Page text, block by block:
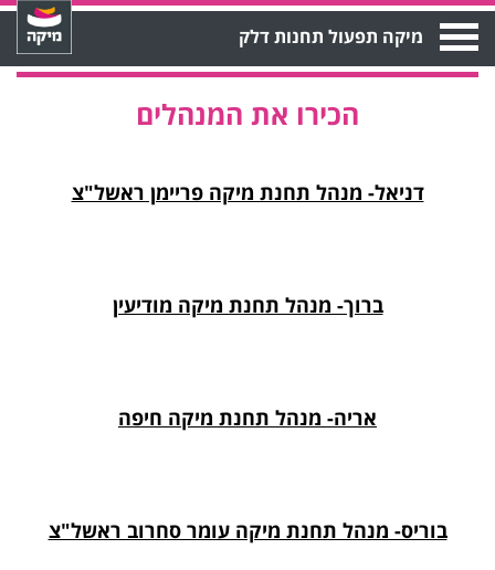
Open
Menu מיקה תפעול תחנות דלק
הכירו את המנהלים
דניאל- מנהל תחנת מיקה פריימן ראשל"צ
ברוך- מנהל תחנת מיקה מודיעין
אריה- מנהל תחנת מיקה חיפה
בוריס- מנהל תחנת מיקה עומר סחרוב ראשל"צ